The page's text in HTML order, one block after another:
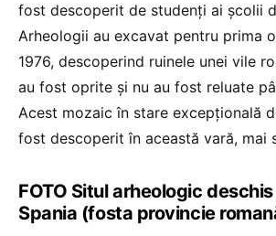
fost descoperit de studenţi ai şcolii
Arheologii au excavat pentru prima
1976, descoperind ruinele unei vile
au fost oprite şi nu au fost reluate
Acest mozaic în stare excepţională
fost descoperit în această vară, mai
FOTO Situl arheologic
Spania (fosta provincie